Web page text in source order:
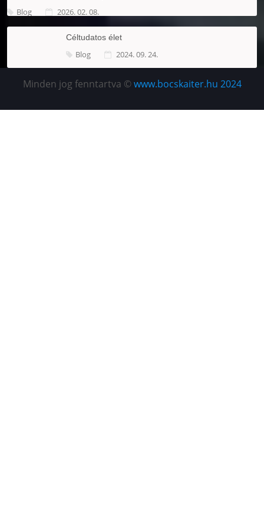
Blog 2026. 02. 08.
Céltudatos élet
Blog 2024. 09. 24.
Minden jog fenntartva ©www.bocskaiter.hu 2024